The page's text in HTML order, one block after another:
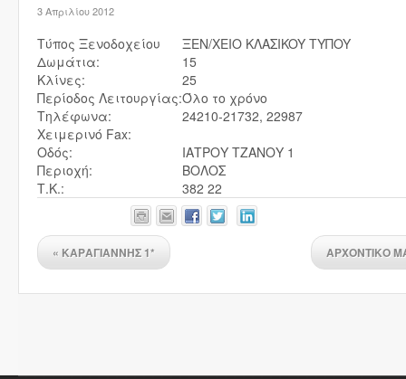
3 Απριλίου 2012
Τύπος Ξενοδοχείου
ΞEN/XEIO KΛAΣIKOY TYΠOY
Δωμάτια:
15
Κλίνες:
25
Περίοδος Λειτουργίας:Όλο το χρόνο
Τηλέφωνα:
24210-21732, 22987
Χειμερινό Fax:
Οδός:
ΙΑΤΡΟΥ ΤΖΑΝΟΥ 1
Περιοχή:
ΒΟΛΟΣ
Τ.Κ.:
382 22
« ΚΑΡΑΓΙΑΝΝΗΣ 1* ΑΡΧΟΝΤΙΚΟ